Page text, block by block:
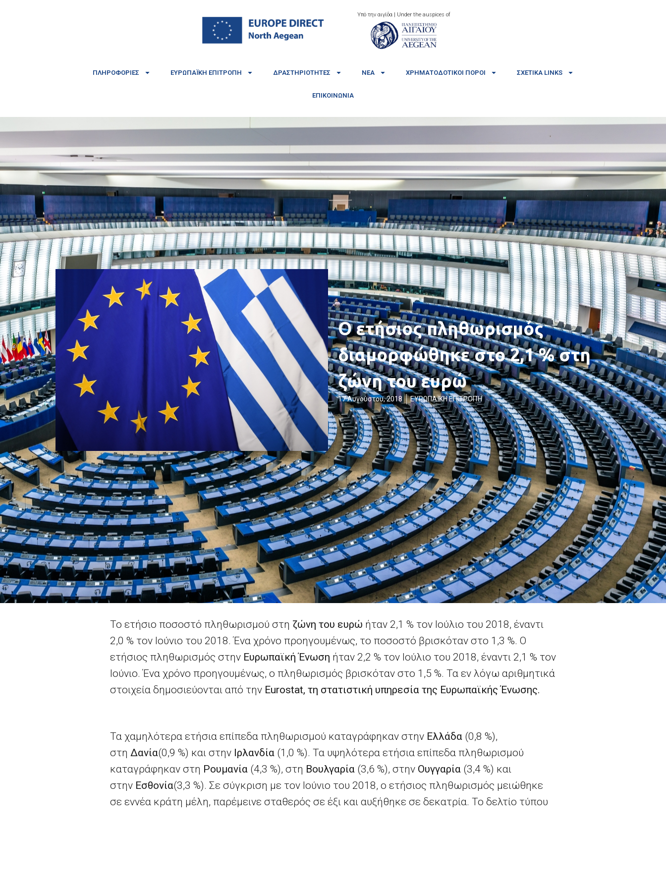
Υπό την αιγίδα | Under the auspices of
ΠΛΗΡΟΦΟΡΊΕΣ ΕΥΡΩΠΑΪΚΉ ΕΠΙΤΡΟΠΉ ΔΡΑΣΤΗΡΙΌΤΗΤΕΣ ΝΈΑ ΧΡΗΜΑΤΟΔΟΤΙΚΟΊ ΠΌΡΟΙ ΣΧΕΤΙΚΆ LINKS
ΕΠΙΚΟΙΝΩΝΊΑ
Ο ετήσιος πληθωρισμός
διαμορφώθηκε στο 2,1 % στη
ζώνη του ευρώ
17 Αυγούστου, 2018 ΕΥΡΩΠΑΪΚΗ ΕΠΙΤΡΟΠΉ
Το ετήσιο ποσοστό πληθωρισμού στη ζώνη του ευρώ ήταν 2,1 % τον Ιούλιο του 2018, έναντι
2,0 % τον Ιούνιο του 2018. Ένα χρόνο προηγουμένως, το ποσοστό βρισκόταν στο 1,3 %. Ο
ετήσιος πληθωρισμός στην Ευρωπαϊκή Ένωση ήταν 2,2 % τον Ιούλιο του 2018, έναντι 2,1 % τον
Ιούνιο. Ένα χρόνο προηγουμένως, ο πληθωρισμός βρισκόταν στο 1,5 %. Τα εν λόγω αριθμητικά
στοιχεία δημοσιεύονται από την Eurostat, τη στατιστική υπηρεσία της Ευρωπαϊκής Ένωσης.
Τα χαμηλότερα ετήσια επίπεδα πληθωρισμού καταγράφηκαν στην Ελλάδα (0,8 %),
στη Δανία(0,9 %) και στην Ιρλανδία (1,0 %). Τα υψηλότερα ετήσια επίπεδα πληθωρισμού
καταγράφηκαν στη Ρουμανία (4,3 %), στη Βουλγαρία (3,6 %), στην Ουγγαρία (3,4 %) και
στην Εσθονία(3,3 %). Σε σύγκριση με τον Ιούνιο του 2018, ο ετήσιος πληθωρισμός μειώθηκε
σε εννέα κράτη μέλη, παρέμεινε σταθερός σε έξι και αυξήθηκε σε δεκατρία. Το δελτίο τύπου